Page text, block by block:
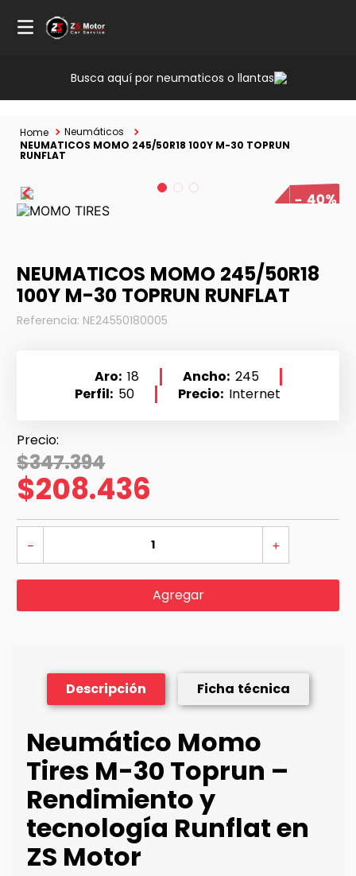
Busca aquí por neumaticos o llantas
Neumáticos
NEUMATICOS MOMO 245/50R18 100Y M-30 TOPRUN
RUNFLAT
40%
NEUMATICOS MOMO 245/50R18
100Y M-30 TOPRUN RUNFLAT
Referencia: NE24550180005
Aro 18 Ancho 245
Perfil 50 Precio Internet
$347.394
$208.436
＋
－
Agregar
Descripción Ficha técnica
Neumático Momo
Tires M-30 Toprun –
Rendimiento y
tecnología Runflat en
ZS Motor